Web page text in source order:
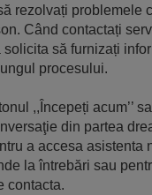
rezolvați problemele
Când contactați
solicita să furnizați
procesului.
,,Începeți acum’’
din partea
a accesa asistenta
la întrebări sau
contacta.